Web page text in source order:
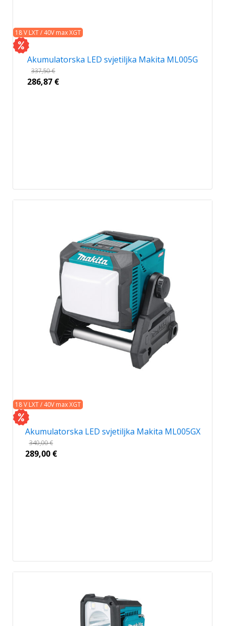
18 V LXT / 40V max XGT
Akumulatorska LED svjetiljka Makita ML005G
337,50€
286,87 €
18 V LXT / 40V max XGT
Akumulatorska LED svjetiljka Makita ML005GX
340,00€
289,00 €